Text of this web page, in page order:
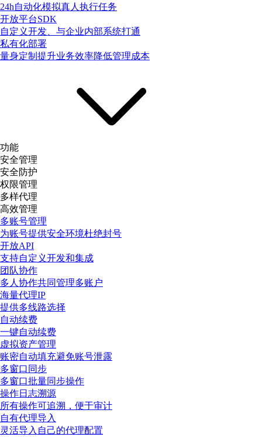
24h自动化模拟真人执行任务
开放平台SDK
自定义开发、与企业内部系统打通
私有化部署
量身定制提升业务效率降低管理成本
功能
安全管理
安全防护
权限管理
多样代理
高效管理
多账号管理
为账号提供安全环境杜绝封号
开放API
支持自定义开发和集成
团队协作
多人协作共同管理多账户
海量代理IP
提供多线路选择
自动续费
一键自动续费
虚拟资产管理
账密自动填充避免账号泄露
多窗口同步
多窗口批量同步操作
操作日志溯源
所有操作可追溯，便于审计
自有代理导入
灵活导入自己的代理配置